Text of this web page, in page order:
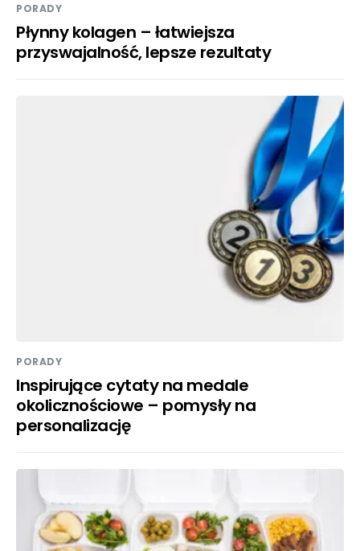
PORADY
Płynny kolagen – łatwiejsza
przyswajalność, lepsze rezultaty
PORADY
Inspirujące cytaty na medale
okolicznościowe – pomysły na
personalizację